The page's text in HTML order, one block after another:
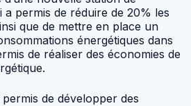
a permis de réduire de 20% les
que de mettre en place un
énergétiques dans
de réaliser des économies de
de développer des